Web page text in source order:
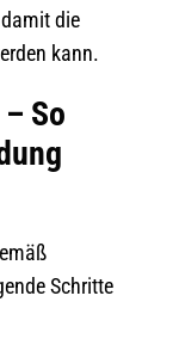
die
kann.
So
Schritte